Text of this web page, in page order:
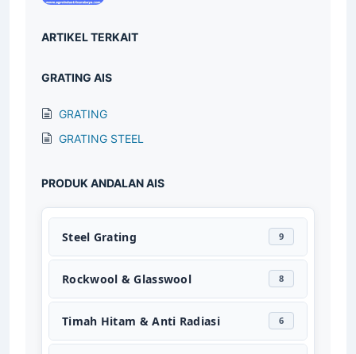
ARTIKEL TERKAIT
GRATING AIS
GRATING
GRATING STEEL
PRODUK ANDALAN AIS
Steel Grating 9
Rockwool & Glasswool 8
Timah Hitam & Anti Radiasi 6